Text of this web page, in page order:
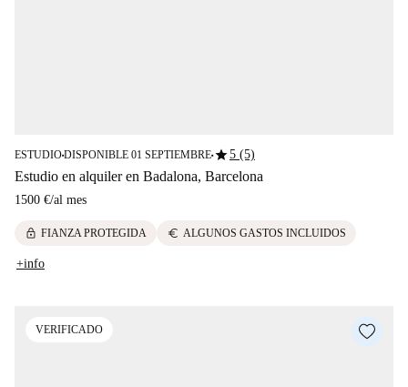
ESTUDIO■DISPONIBLE 01 SEPTIEMBRE■star5 (5)
Estudio en alquiler en Badalona, Barcelona
1500 €/al mes
lock FIANZA PROTEGIDA euro ALGUNOS GASTOS INCLUIDOS
+info
VERIFICADO